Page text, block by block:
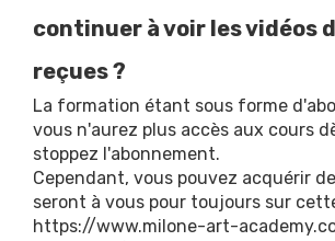
continuer à voir les vidéos
reçues ?
La formation étant sous forme
vous n'aurez plus accès aux cours
stoppez l'abonnement.
Cependant, vous pouvez acquérir
seront à vous pour toujours sur
https://www.milone-art-